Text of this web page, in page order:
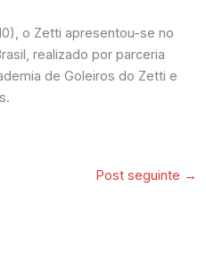
o Zetti apresentou-se no
realizado por parceria
de Goleiros do Zetti e
Post seguinte →